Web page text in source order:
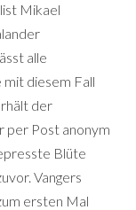
Mikael
alle
mit diesem Fall
der
per Post anonym
Blüte
Vangers
ersten Mal